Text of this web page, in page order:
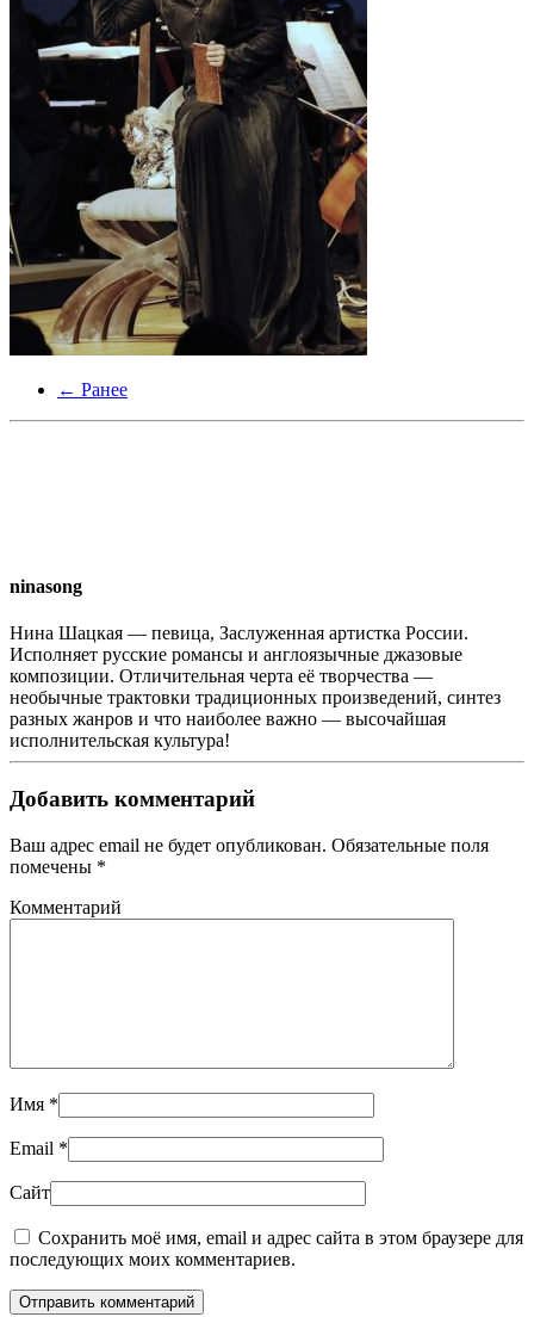
← Ранее
ninasong
Нина Шацкая — певица, Заслуженная артистка России.
Исполняет русские романсы и англоязычные джазовые
композиции. Отличительная черта её творчества —
необычные трактовки традиционных произведений, синтез
разных жанров и что наиболее важно — высочайшая
исполнительская культура!
Добавить комментарий
Ваш адрес email не будет опубликован. Обязательные поля
помечены *
Комментарий
Имя *
Email *
Сайт
Сохранить моё имя, email и адрес сайта в этом браузере для
последующих моих комментариев.
Отправить комментарий